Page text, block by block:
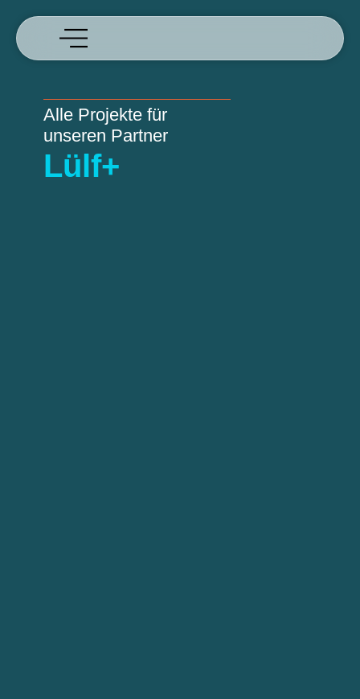
Alle Projekte für
unseren Partner
Lülf+